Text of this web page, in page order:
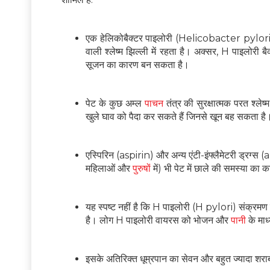
एक हेलिकोबैक्टर पाइलोरी (Helicobacter
वाली श्लेष्म झिल्ली में रहता है। अक्सर, H पाइलोरी
सूजन का कारण बन सकता है।
पेट के कुछ अम्लपाचनतंत्र की सुरक्षात्मक परत
खुले घाव को पैदा कर सकते हैं जिनसे खून बह सकता
एस्पिरिन (aspirin) और अन्य एंटी-इंफ्लैमेटरी
महिलाओं औरपुरुषोंमें) भी पेट में छाले की समस्या का
यह स्पष्ट नहीं है कि H पाइलोरी (H pylori)
है। लोग H पाइलोरी वायरस को भोजन औरपानीके
इसके अतिरिक्त धूम्रपान का सेवन और बहुत ज्यादा